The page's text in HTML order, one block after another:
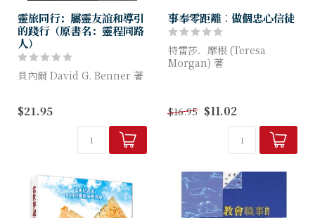
靈旅同行：屬靈友誼和導引
的踐行（原書名：靈程同路
人）
貝內爾 David G. Benner 著
伴，才能在靈命成長的道路上
走得更遠。這些同伴讓我們可
以敞開自己，得著聆聽，推動
$21.95
事奉零距離︰做個忠心信徒
特雷莎．摩根 (Teresa
Morgan) 著
成為聖靈流通的管子，讓上帝
在基督裏與世人復和的愛得
$16.95 $11.02